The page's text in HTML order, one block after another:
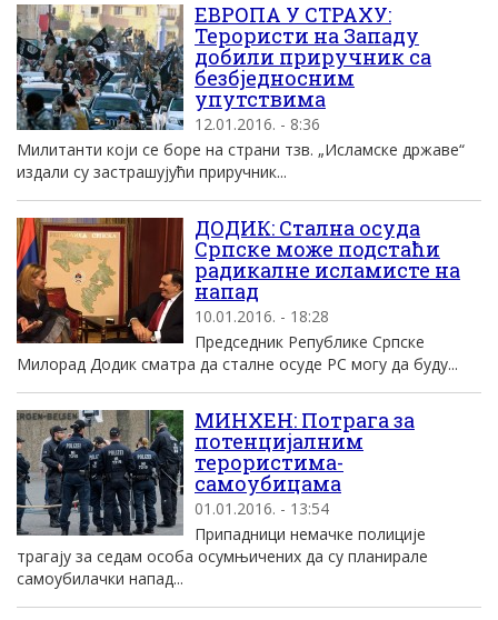
ЕВРОПА У СТРАХУ:
Терористи на Западу
добили приручник са
безбједносним
упутствима
12.01.2016. - 8:36
Милитанти који се боре на страни тзв. „Исламске државе“
издали су застрашујући приручник...
ДОДИК: Стална осуда
Српске може подстаћи
радикалне исламисте на
напад
10.01.2016. - 18:28
Председник Републике Српске
Милорад Додик сматра да сталне осуде РС могу да буду...
МИНХЕН: Потрага за
потенцијалним
терористима-
самоубицама
01.01.2016. - 13:54
Припадници немачке полиције
трагају за седам особа осумњичених да су планирале
самоубилачки напад...